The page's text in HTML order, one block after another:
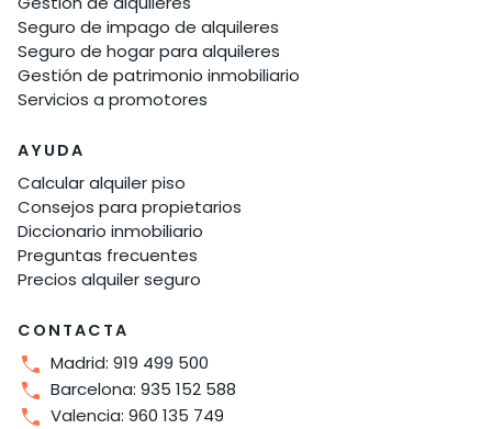
Seguro de impago de alquileres
Seguro de hogar para alquileres
Gestión de patrimonio inmobiliario
Servicios a promotores
AYUDA
Calcular alquiler piso
Consejos para propietarios
Diccionario inmobiliario
Preguntas frecuentes
Precios alquiler seguro
CONTACTA
Madrid: 919 499 500
Barcelona: 935 152 588
Valencia: 960 135 749